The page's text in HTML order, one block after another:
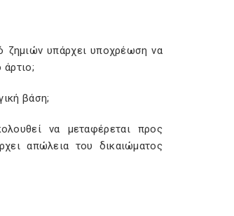
ζημιών υπάρχει υποχρέωση να
βάση;
να μεταφέρεται προς
απώλεια του δικαιώματος